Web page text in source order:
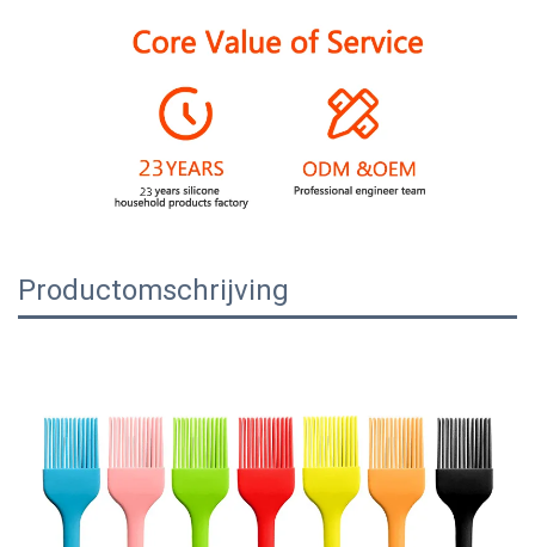
Productomschrijving